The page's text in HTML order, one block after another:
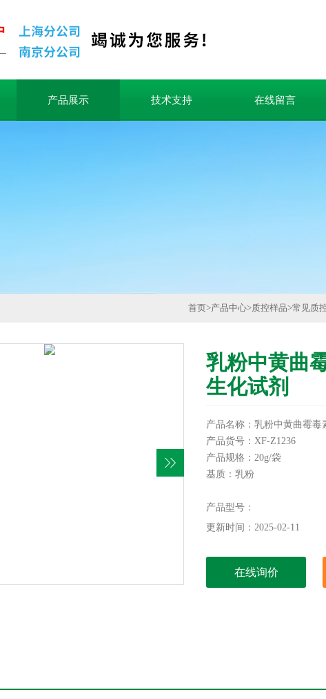
产品展示 技术支持 在线留言
首页>产品中心>质控样品>常见质
乳粉中黄曲
生化试剂
产品名称：乳粉中黄曲霉毒
产品货号：XF-Z1236
产品规格：20g/袋
基质：乳粉
本产品仅供科研实验用，不
产品型号：
更新时间：2025-02-11
在线询价